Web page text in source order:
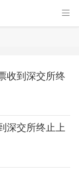
收到深交所终
深交所终止上